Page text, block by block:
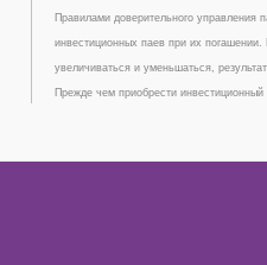
Правилами доверительного управления
инвестиционных паев при их
увеличиваться и уменьшаться,
Прежде чем приобрести